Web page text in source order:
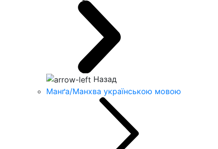
Назад
Манґа/Манхва українською мовою